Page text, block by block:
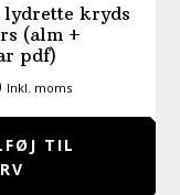
lydrette kryds
(alm +
pdf)
Inkl. moms
TIL